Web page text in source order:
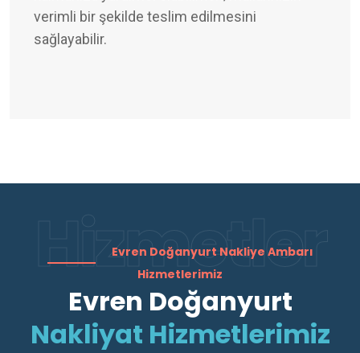
verimli bir şekilde teslim edilmesini
sağlayabilir.
Hizmetler
Evren Doğanyurt Nakliye Ambarı
Hizmetlerimiz
Evren Doğanyurt
Nakliyat Hizmetlerimiz